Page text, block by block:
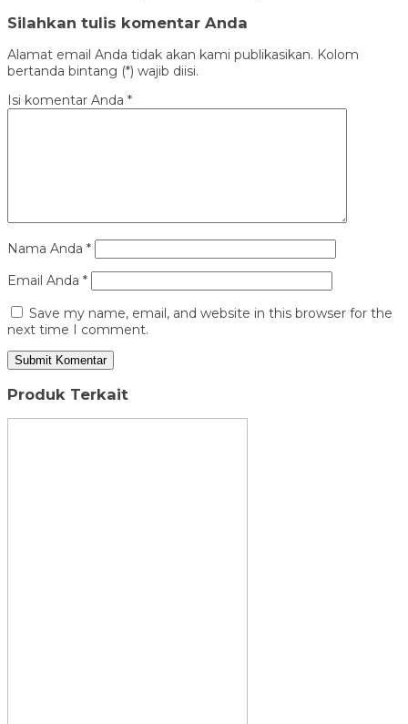
Silahkan tulis komentar Anda
Alamat email Anda tidak akan kami publikasikan. Kolom
bertanda bintang (*) wajib diisi.
Isi komentar Anda *
Nama Anda *
Email Anda *
Save my name, email, and website in this browser for the
next time I comment.
Produk Terkait